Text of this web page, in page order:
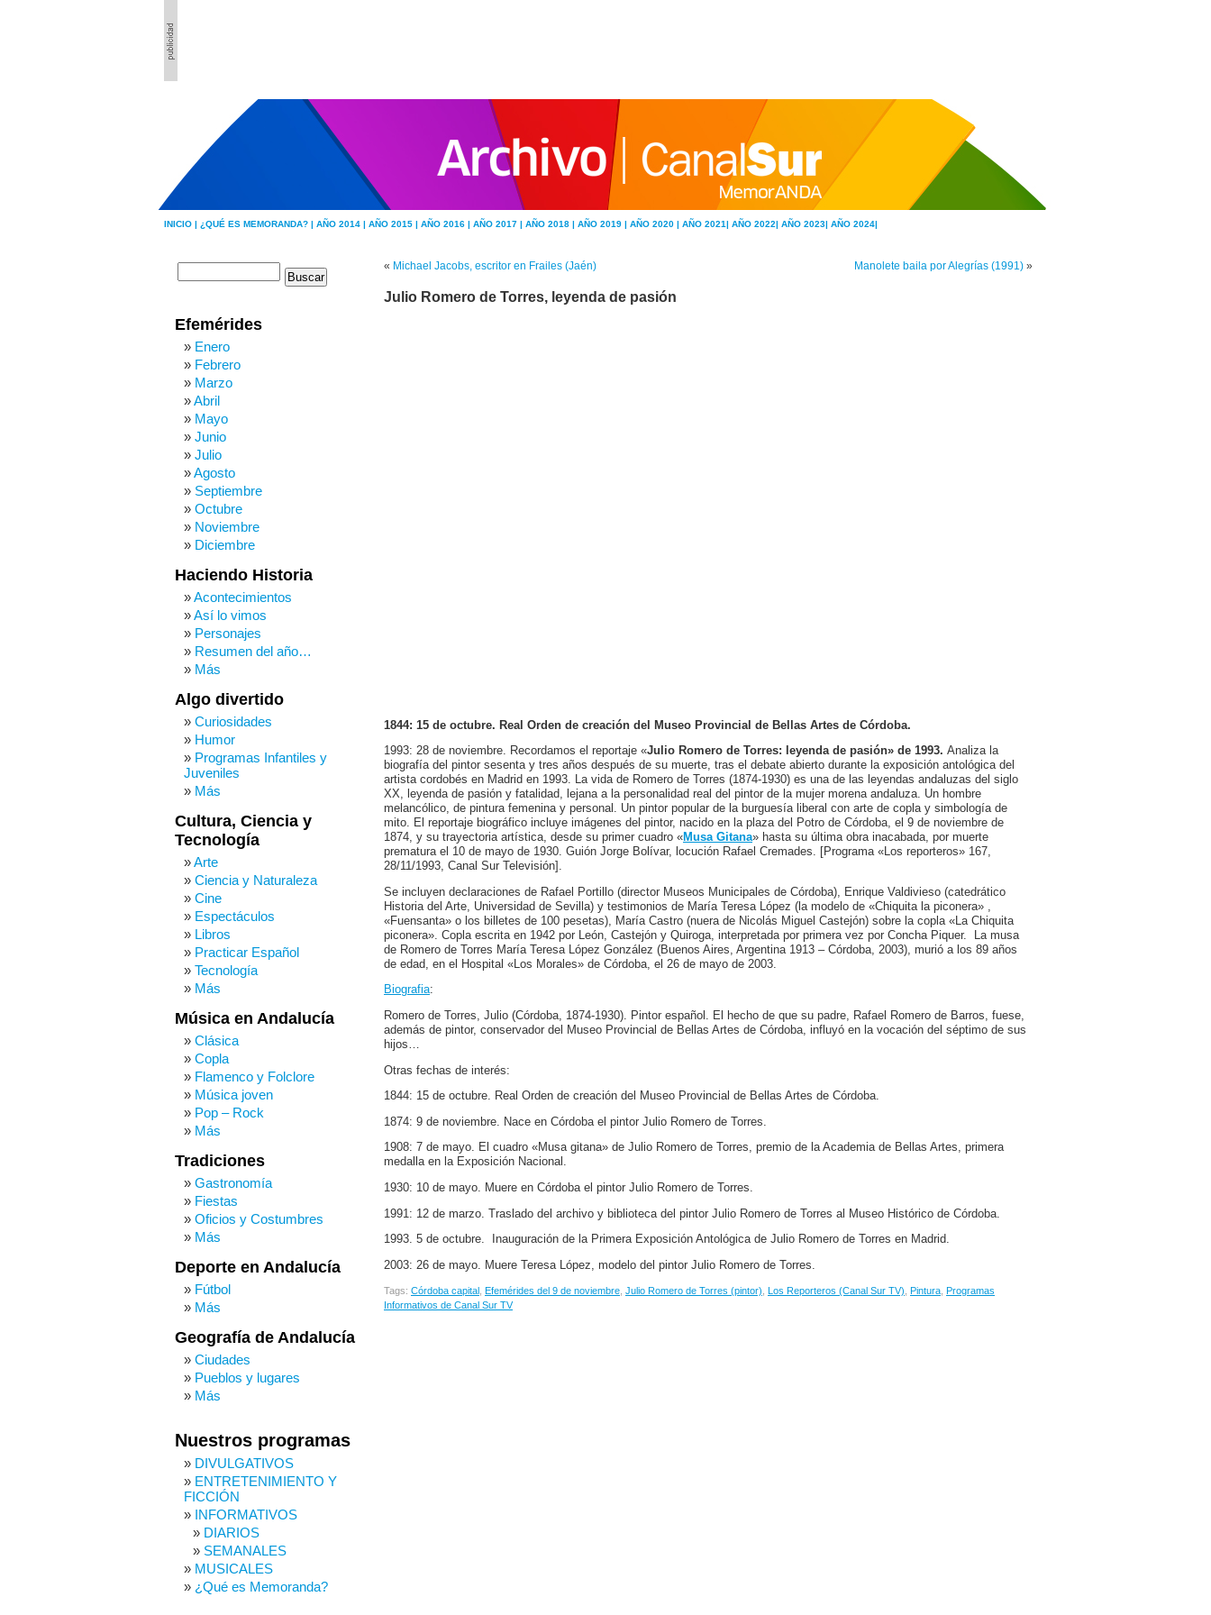
INICIO | ¿QUÉ ES MEMORANDA? | AÑO 2014 | AÑO 2015 | AÑO 2016 | AÑO 2017 | AÑO 2018 | AÑO 2019 | AÑO 2020 | AÑO 2021| AÑO 2022| AÑO 2023| AÑO 2024|
« Michael Jacobs, escritor en Frailes (Jaén) Manolete baila por Alegrías (1991) »
Julio Romero de Torres, leyenda de pasión
1844: 15 de octubre. Real Orden de creación del Museo Provincial de Bellas Artes de Córdoba.
1993: 28 de noviembre. Recordamos el reportaje «Julio Romero de Torres: leyenda de pasión» de 1993. Analiza la
biografía del pintor sesenta y tres años después de su muerte, tras el debate abierto durante la exposición antológica del
artista cordobés en Madrid en 1993. La vida de Romero de Torres (1874-1930) es una de las leyendas andaluzas del siglo
XX, leyenda de pasión y fatalidad, lejana a la personalidad real del pintor de la mujer morena andaluza. Un hombre
melancólico, de pintura femenina y personal. Un pintor popular de la burguesía liberal con arte de copla y simbología de
mito. El reportaje biográfico incluye imágenes del pintor, nacido en la plaza del Potro de Córdoba, el 9 de noviembre de
1874, y su trayectoria artística, desde su primer cuadro «Musa Gitana» hasta su última obra inacabada, por muerte
prematura el 10 de mayo de 1930. Guión Jorge Bolívar, locución Rafael Cremades. [Programa «Los reporteros» 167,
28/11/1993, Canal Sur Televisión].
Se incluyen declaraciones de Rafael Portillo (director Museos Municipales de Córdoba), Enrique Valdivieso (catedrático
Historia del Arte, Universidad de Sevilla) y testimonios de María Teresa López (la modelo de «Chiquita la piconera» ,
«Fuensanta» o los billetes de 100 pesetas), María Castro (nuera de Nicolás Miguel Castejón) sobre la copla «La Chiquita
piconera». Copla escrita en 1942 por León, Castejón y Quiroga, interpretada por primera vez por Concha Piquer. La musa
de Romero de Torres María Teresa López González (Buenos Aires, Argentina 1913 – Córdoba, 2003), murió a los 89 años
de edad, en el Hospital «Los Morales» de Córdoba, el 26 de mayo de 2003.
Biografia:
Romero de Torres, Julio (Córdoba, 1874-1930). Pintor español. El hecho de que su padre, Rafael Romero de Barros, fuese,
además de pintor, conservador del Museo Provincial de Bellas Artes de Córdoba, influyó en la vocación del séptimo de sus
hijos…
Otras fechas de interés:
1844: 15 de octubre. Real Orden de creación del Museo Provincial de Bellas Artes de Córdoba.
1874: 9 de noviembre. Nace en Córdoba el pintor Julio Romero de Torres.
1908: 7 de mayo. El cuadro «Musa gitana» de Julio Romero de Torres, premio de la Academia de Bellas Artes, primera
medalla en la Exposición Nacional.
1930: 10 de mayo. Muere en Córdoba el pintor Julio Romero de Torres.
1991: 12 de marzo. Traslado del archivo y biblioteca del pintor Julio Romero de Torres al Museo Histórico de Córdoba.
1993. 5 de octubre. Inauguración de la Primera Exposición Antológica de Julio Romero de Torres en Madrid.
2003: 26 de mayo. Muere Teresa López, modelo del pintor Julio Romero de Torres.
Tags: Córdoba capital Efemérides del 9 de noviembre Julio Romero de Torres (pintor) Los Reporteros (Canal Sur TV) Pintura
Programas
Informativos de Canal Sur TV
Efemérides
Enero
Febrero
Marzo
Abril
Mayo
Junio
Julio
Agosto
Septiembre
Octubre
Noviembre
Diciembre
Haciendo Historia
Acontecimientos
Así lo vimos
Personajes
Resumen del año…
Más
Algo divertido
Curiosidades
Humor
Programas Infantiles y
Juveniles
Más
Cultura, Ciencia y
Tecnología
Arte
Ciencia y Naturaleza
Cine
Espectáculos
Libros
Practicar Español
Tecnología
Más
Música en Andalucía
Clásica
Copla
Flamenco y Folclore
Música joven
Pop – Rock
Más
Tradiciones
Gastronomía
Fiestas
Oficios y Costumbres
Más
Deporte en Andalucía
Fútbol
Más
Geografía de Andalucía
Ciudades
Pueblos y lugares
Más
Nuestros programas
DIVULGATIVOS
ENTRETENIMIENTO Y
FICCIÓN
INFORMATIVOS
DIARIOS
SEMANALES
MUSICALES
¿Qué es Memoranda?